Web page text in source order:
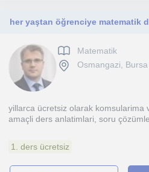
Matematik
Osmangazi,
yillarca ücretsiz olarak komsularima
amaçli ders anlatimlari, soru
1. ders ücretsiz